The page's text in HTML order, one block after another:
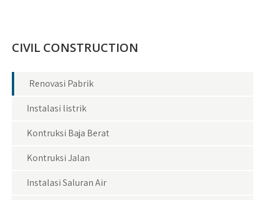
CIVIL CONSTRUCTION
Renovasi Pabrik
Instalasi listrik
Kontruksi Baja Berat
Kontruksi Jalan
Instalasi Saluran Air